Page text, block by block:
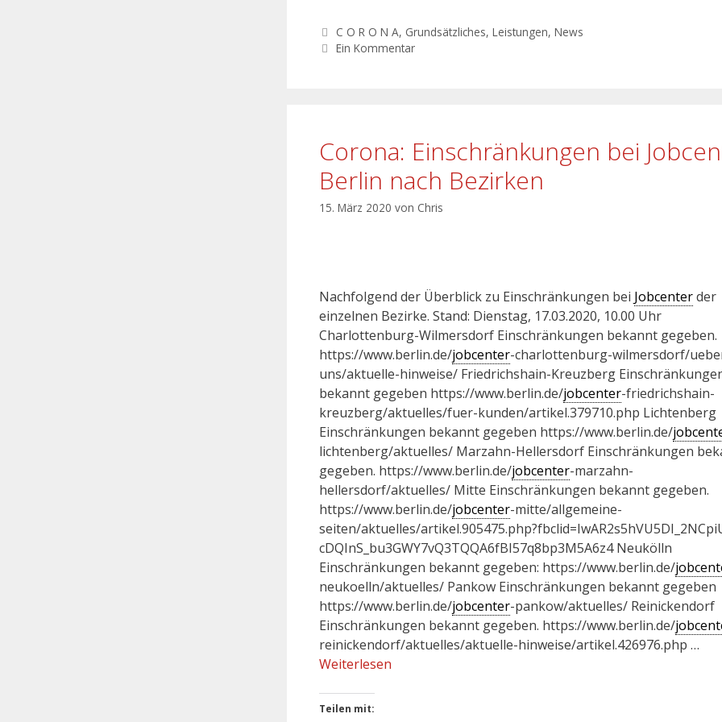
C O R O N A, Grundsätzliches,Leistungen,News
Ein Kommentar
Corona: Einschränkungen bei
Berlin nach Bezirken
15. März 2020 von Chris
Nachfolgend der Überblick zu Einschränkungen bei Jobcenterder
einzelnen Bezirke. Stand: Dienstag, 17.03.2020, 10.00 Uhr
Charlottenburg-Wilmersdorf Einschränkungen bekannt gegeben.
https://www.berlin.de/jobcenter-charlottenburg-wilmersdorf/
uns/aktuelle-hinweise/ Friedrichshain-Kreuzberg
bekannt gegeben https://www.berlin.de/jobcenter-friedrichshain-
kreuzberg/aktuelles/fuer-kunden/artikel.379710.php Lichtenberg
Einschränkungen bekannt gegeben https://www.berlin.de/
lichtenberg/aktuelles/ Marzahn-Hellersdorf Einschränkungen
gegeben. https://www.berlin.de/jobcenter-marzahn-
hellersdorf/aktuelles/ Mitte Einschränkungen bekannt gegeben.
https://www.berlin.de/jobcenter-mitte/allgemeine-
seiten/aktuelles/
cDQInS_bu3GWY7vQ3TQQA6fBI57q8bp3M5A6z4 Neukölln
Einschränkungen bekannt gegeben: https://www.berlin.de/
neukoelln/aktuelles/ Pankow Einschränkungen bekannt gegeben
https://www.berlin.de/jobcenter-pankow/aktuelles/ Reinickendorf
Einschränkungen bekannt gegeben. https://www.berlin.de/
reinickendorf/aktuelles/aktuelle-hinweise/artikel.426976.php …
Weiterlesen
Teilen mit: